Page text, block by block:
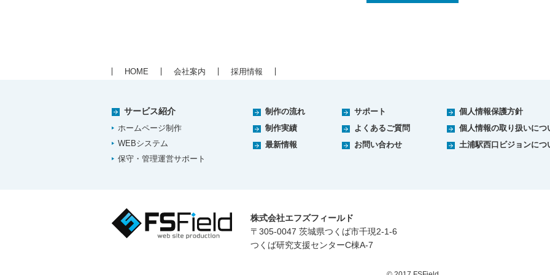
HOME 会社案内 採用情報
サービス紹介
ホームページ制作
WEBシステム
保守・管理運営サポート
制作の流れ
制作実績
最新情報
サポート
よくあるご質問
お問い合わせ
個人情報保護方針
個人情報の取り扱いにつ
土浦駅西口ビジョンにつ
株式会社エフズフィールド
〒305-0047 茨城県つくば市千現2-1-6
つくば研究支援センターC棟A-7